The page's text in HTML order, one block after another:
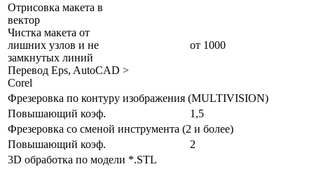
Отрисовка макета в
вектор
Чистка макета от
лишних узлов и не
замкнутых линий
Перевод Eps, AutoCAD >
Corel
от 1000
Фрезеровка по контуру изображения (MULTIVISION)
Повышающий коэф.
1,5
Фрезеровка со сменой инструмента (2 и более)
Повышающий коэф.
2
3D обработка по модели *.STL